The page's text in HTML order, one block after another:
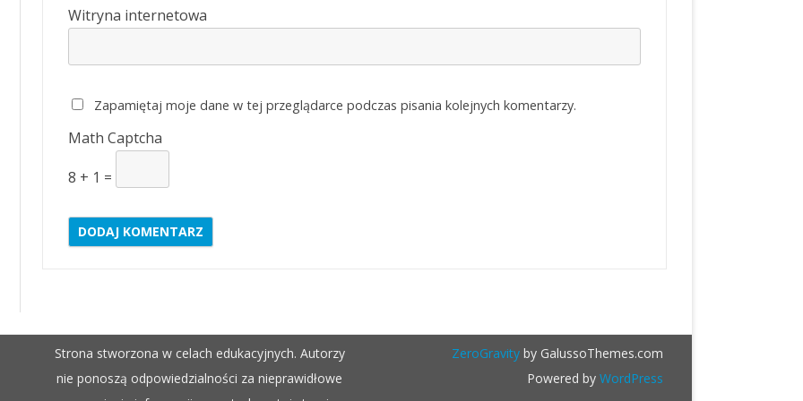
Witryna internetowa
Zapamiętaj moje dane w tej przeglądarce podczas pisania kolejnych komentarzy.
Math Captcha
8 + 1 =
Strona stworzona w celach edukacyjnych. Autorzy
nie ponoszą odpowiedzialności za nieprawidłowe
ZeroGravity by GalussoThemes.com
Powered by WordPress